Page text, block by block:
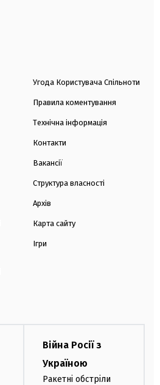
Угода Користувача Спільноти
Правила коментування
Технічна інформація
Контакти
Вакансії
Структура власності
Архів
Карта сайту
Ігри
Війна Росії з
Україною
Ракетні обстріли